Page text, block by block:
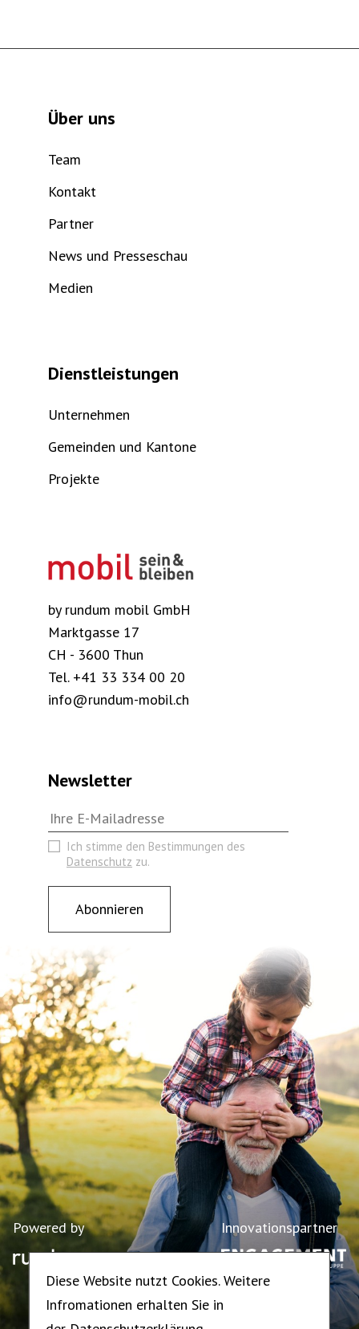
by rundum mobil GmbH
Marktgasse 17
CH - 3600 Thun
Tel. +41 33 334 00 20
info@rundum-mobil.ch
Über uns
Team
Kontakt
Partner
News und Presseschau
Medien
Dienstleistungen
Unternehmen
Gemeinden und Kantone
Projekte
Newsletter
Ich stimme den Bestimmungen des
Datenschutz zu.
Abonnieren
Powered by Innovationspartner
Diese Website nutzt Cookies. Weitere
Infromationen erhalten Sie in